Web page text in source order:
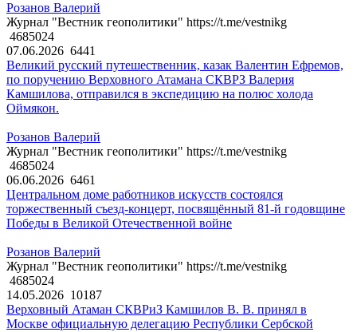
Розанов Валерий
Журнал "Вестник геополитики" https://t.me/vestnikg
4685024
07.06.2026 6441
Великий русский путешественник, казак Валентин Ефремов,
по поручению Верховного Атамана СКВРЗ Валерия
Камшилова, отправился в экспедицию на полюс холода
Оймякон.
Розанов Валерий
Журнал "Вестник геополитики" https://t.me/vestnikg
4685024
06.06.2026 6461
Центральном доме работников искусств состоялся
торжественный съезд-концерт, посвящённый 81-й годовщине
Победы в Великой Отечественной войне
Розанов Валерий
Журнал "Вестник геополитики" https://t.me/vestnikg
4685024
14.05.2026 10187
Верховный Атаман СКВРиЗ Камшилов В. В. принял в
Москве официальную делегацию Республики Сербской